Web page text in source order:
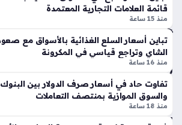
س
م
موا
جه
ة
مان
ش
ست
ر
وق
الم
حل
ي
خلا
ل
تعا
ملا
ت
ال
التسعيرة الرسمية المطبقة مؤخرًا دون أي
قائمة العلامات التجارية المعتمدة
منذ 15 ساعة
تباين أسعار السلع الغذائية بالأسواق مع
الشاي وتراجع قياسي في المكرونة
منذ 16 ساعة
تفاوت حاد في أسعار صرف الدولار بين البنوك
والسوق الموازية بمنتصف التعاملات
منذ 18 ساعة